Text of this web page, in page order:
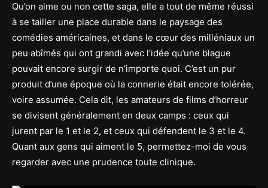
Qu’on aime ou non cette saga, elle a tout de même réussi
à se tailler une place durable dans le paysage des
comédies américaines, et dans le cœur des milléniaux un
peu abîmés qui ont grandi avec l’idée qu’une blague
pouvait encore surgir de n’importe quoi. C’est un pur
produit d’une époque où la connerie était encore tolérée,
voire assumée. Cela dit, les amateurs de films d’horreur
se divisent généralement en deux camps : ceux qui
jurent par le 1 et le 2, et ceux qui défen­dent le 3 et le 4.
Quant aux gens qui aiment le 5, permettez-moi de vous
regarder avec une prudence toute clinique.